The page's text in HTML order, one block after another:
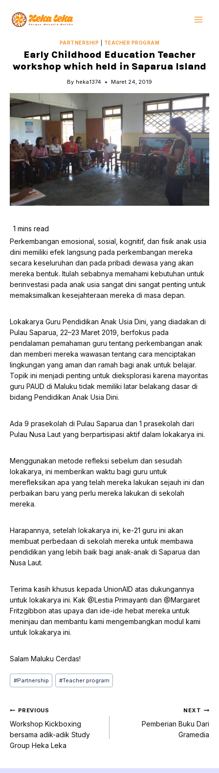
content
PARTNERSHIP TEACHER PROGRAM
Early Childhood Education Teacher
workshop which held in Saparua Island
By heka1374 Maret 24, 2019
Perkembangan emosional, sosial, kognitif, dan fisik anak usia
dini memiliki efek langsung pada perkembangan mereka
secara keseluruhan dan pada pribadi dewasa yang akan
mereka bentuk. Itulah sebabnya memahami kebutuhan untuk
berinvestasi pada anak usia sangat dini sangat penting untuk
memaksimalkan kesejahteraan mereka di masa depan.
Lokakarya Guru Pendidikan Anak Usia Dini, yang diadakan di
Pulau Saparua, 22–23 Maret 2019, berfokus pada
pendalaman pemahaman guru tentang perkembangan anak
dan memberi mereka wawasan tentang cara menciptakan
lingkungan yang aman dan ramah bagi anak untuk belajar.
Topik ini menjadi penting untuk dieksplorasi karena mayoritas
guru PAUD di Maluku tidak memiliki latar belakang dasar di
bidang Pendidikan Anak Usia Dini.
Ada 9 prasekolah di Pulau Saparua dan 1 prasekolah dari
Pulau Nusa Laut yang berpartisipasi aktif dalam lokakarya ini.
Menggunakan metode refleksi sebelum dan sesudah
lokakarya, ini memberikan waktu bagi guru untuk
merefleksikan apa yang telah mereka lakukan sejauh ini dan
perbaikan baru yang perlu mereka lakukan di sekolah
mereka.
Harapannya, setelah lokakarya ini, ke-21 guru ini akan
membuat perbedaan di sekolah mereka untuk membawa
pendidikan yang lebih baik bagi anak-anak di Saparua dan
Nusa Laut.
Terima kasih khusus kepada UnionAID atas dukungannya
untuk lokakarya ini. Kak @Lestia Primayanti dan @Margaret
Fritzgibbon atas upaya dan ide-ide hebat mereka untuk
meninjau dan membantu kami mengembangkan modul kami
untuk lokakarya ini.
Salam Maluku Cerdas!
Post
Tags:
#Partnership #Teacher program
Navigasi
pos
PREVIOUS
Workshop Kickboxing
bersama adik-adik Study
Group Heka Leka
NEXT
Pemberian Buku Dari
Gramedia